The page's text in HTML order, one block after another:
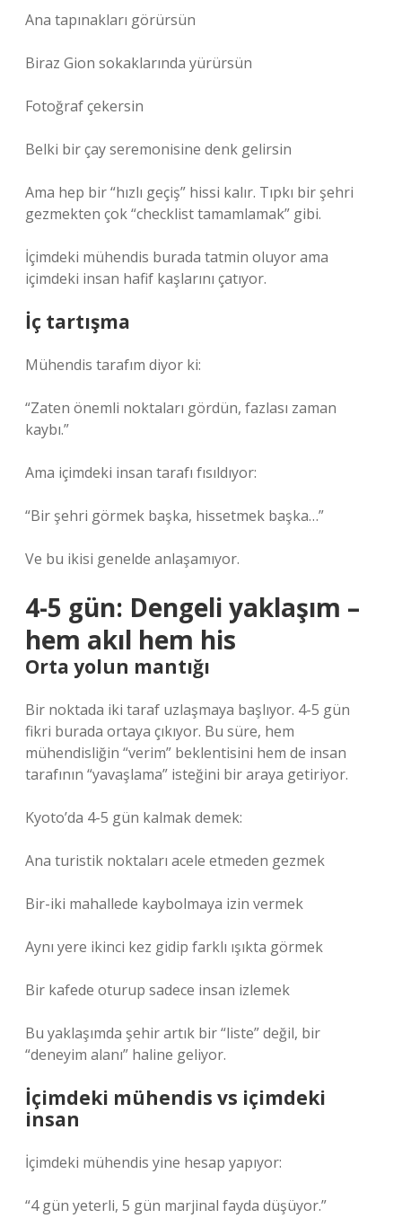
Ana tapınakları görürsün
Biraz Gion sokaklarında yürürsün
Fotoğraf çekersin
Belki bir çay seremonisine denk gelirsin
Ama hep bir “hızlı geçiş” hissi kalır. Tıpkı bir şehri
gezmekten çok “checklist tamamlamak” gibi.
İçimdeki mühendis burada tatmin oluyor ama
içimdeki insan hafif kaşlarını çatıyor.
İç tartışma
Mühendis tarafım diyor ki:
“Zaten önemli noktaları gördün, fazlası zaman
kaybı.”
Ama içimdeki insan tarafı fısıldıyor:
“Bir şehri görmek başka, hissetmek başka…”
Ve bu ikisi genelde anlaşamıyor.
4-5 gün: Dengeli yaklaşım –
hem akıl hem his
Orta yolun mantığı
Bir noktada iki taraf uzlaşmaya başlıyor. 4-5 gün
fikri burada ortaya çıkıyor. Bu süre, hem
mühendisliğin “verim” beklentisini hem de insan
tarafının “yavaşlama” isteğini bir araya getiriyor.
Kyoto’da 4-5 gün kalmak demek:
Ana turistik noktaları acele etmeden gezmek
Bir-iki mahallede kaybolmaya izin vermek
Aynı yere ikinci kez gidip farklı ışıkta görmek
Bir kafede oturup sadece insan izlemek
Bu yaklaşımda şehir artık bir “liste” değil, bir
“deneyim alanı” haline geliyor.
İçimdeki mühendis vs içimdeki
insan
İçimdeki mühendis yine hesap yapıyor:
“4 gün yeterli, 5 gün marjinal fayda düşüyor.”